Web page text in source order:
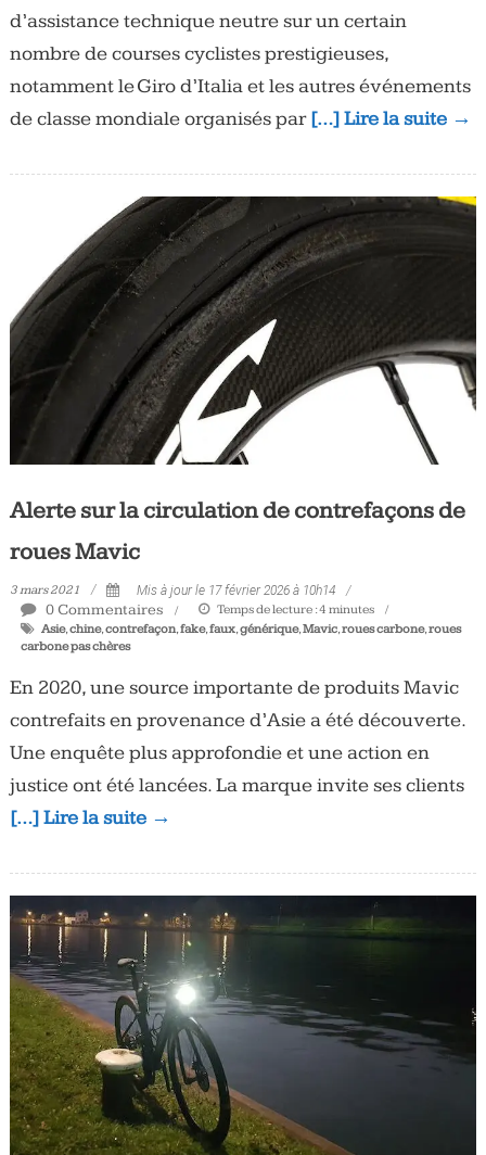
d’assistance technique neutre sur un certain
nombre de courses cyclistes prestigieuses,
notamment le Giro d’Italia et les autres événements
de classe mondiale organisés par[…] Lire la suite →
Alerte sur la circulation de contrefaçons de
roues Mavic
3 mars 2021 Mis à jour le 17 février 2026 à 10h14
0 Commentaires Temps de lecture :4 minutes
Asie,chine,contrefaçon,fake,faux,générique,Mavic,roues carbone,roues
carbone pas chères
En 2020, une source importante de produits Mavic
contrefaits en provenance d’Asie a été découverte.
Une enquête plus approfondie et une action en
justice ont été lancées. La marque invite ses clients
[…] Lire la suite →